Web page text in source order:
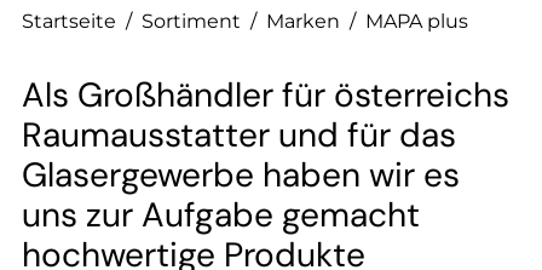
Startseite / Sortiment / Marken / MAPA plus
Als Großhändler für österreichs
Raumausstatter und für das
Glasergewerbe haben wir es
uns zur Aufgabe gemacht
hochwertige Produkte